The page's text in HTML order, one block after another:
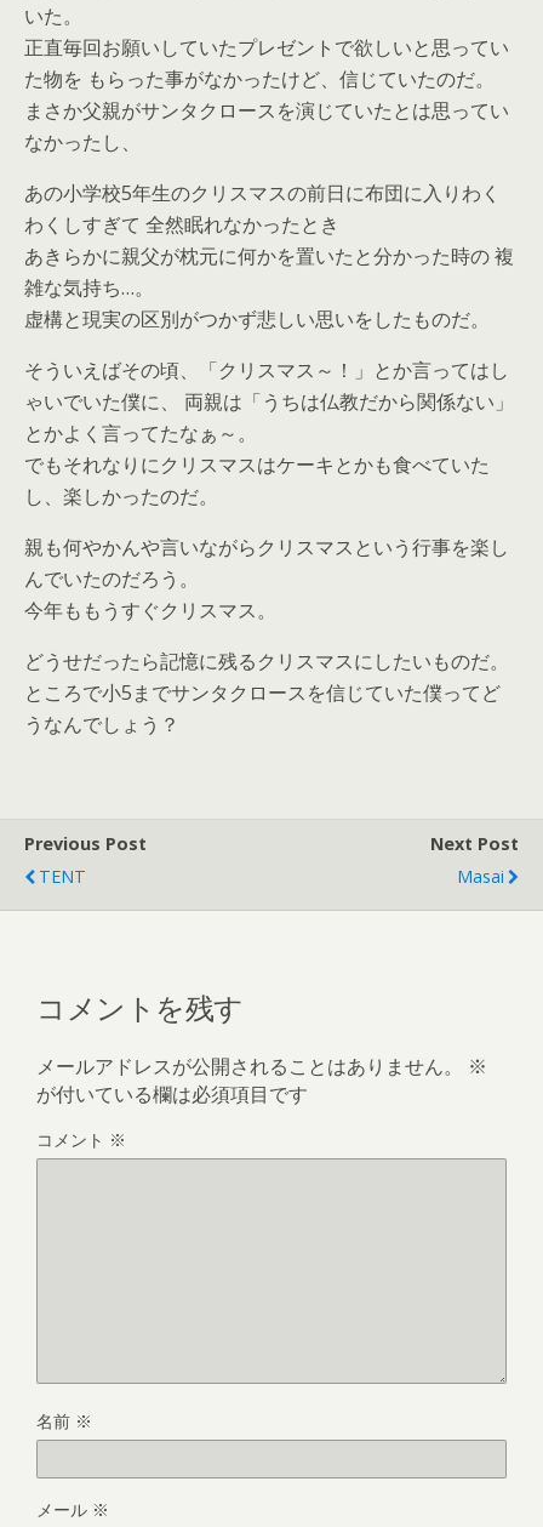
いた。
正直毎回お願いしていたプレゼントで欲しいと思ってい
た物を もらった事がなかったけど、信じていたのだ。
まさか父親がサンタクロースを演じていたとは思ってい
なかったし、
あの小学校5年生のクリスマスの前日に布団に入りわく
わくしすぎて 全然眠れなかったとき
あきらかに親父が枕元に何かを置いたと分かった時の 複
雑な気持ち…。
虚構と現実の区別がつかず悲しい思いをしたものだ。
そういえばその頃、「クリスマス～！」とか言ってはし
ゃいでいた僕に、 両親は「うちは仏教だから関係ない」
とかよく言ってたなぁ～。
でもそれなりにクリスマスはケーキとかも食べていた
し、楽しかったのだ。
親も何やかんや言いながらクリスマスという行事を楽し
んでいたのだろう。
今年ももうすぐクリスマス。
どうせだったら記憶に残るクリスマスにしたいものだ。
ところで小5までサンタクロースを信じていた僕ってど
うなんでしょう？
Previous Post
TENT
Next Post
Masai
コメントを残す
メールアドレスが公開されることはありません。
※
が付いている欄は必須項目です
コメント ※
名前 ※
メール ※